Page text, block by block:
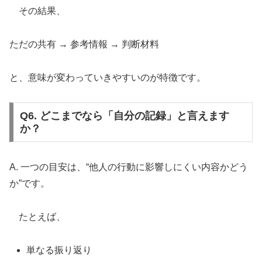
その結果、
ただの共有 → 参考情報 → 判断材料
と、意味が変わっていきやすいのが特徴です。
Q6. どこまでなら「自分の記録」と言えます
か？
A. 一つの目安は、“他人の行動に影響しにくい内容かどう
か”です。
たとえば、
単なる振り返り